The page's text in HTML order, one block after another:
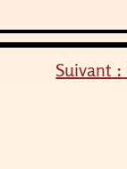
Suivant :